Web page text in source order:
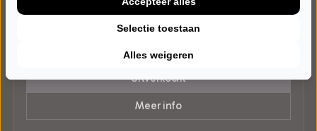
Bogerd
Uitverkocht
Meer info
Alles weigeren
Selectie toestaan